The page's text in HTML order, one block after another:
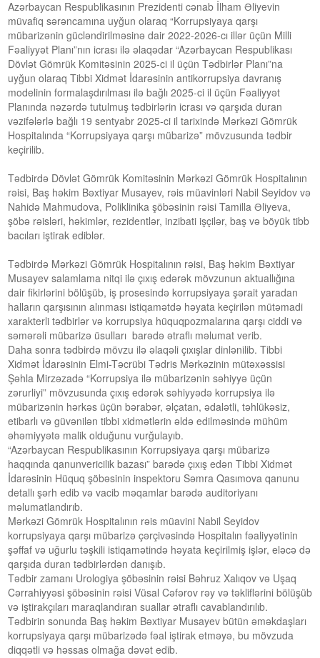
Azərbaycan Respublikasının Prezidenti cənab İlham Əliyevin
müvafiq sərəncamına uyğun olaraq “Korrupsiyaya qarşı
mübarizənin gücləndirilməsinə dair 2022-2026-cı illər üçün Milli
Fəaliyyət Planı”nın icrası ilə əlaqədar “Azərbaycan Respublikası
Dövlət Gömrük Komitəsinin 2025-ci il üçün Tədbirlər Planı”na
uyğun olaraq Tibbi Xidmət İdarəsinin antikorrupsiya davranış
modelinin formalaşdırılması ilə bağlı 2025-ci il üçün Fəaliyyət
Planında nəzərdə tutulmuş tədbirlərin icrası və qarşıda duran
vəzifələrlə bağlı 19 sentyabr 2025-ci il tarixində Mərkəzi Gömrük
Hospitalında “Korrupsiyaya qarşı mübarizə” mövzusunda tədbir
keçirilib.
Tədbirdə Dövlət Gömrük Komitəsinin Mərkəzi Gömrük Hospitalının
rəisi, Baş həkim Bəxtiyar Musayev, rəis müavinləri Nabil Seyidov və
Nahidə Mahmudova, Poliklinika şöbəsinin rəisi Tamilla Əliyeva,
şöbə rəisləri, həkimlər, rezidentlər, inzibati işçilər, baş və böyük tibb
bacıları iştirak ediblər.
Tədbirdə Mərkəzi Gömrük Hospitalının rəisi, Baş həkim Bəxtiyar
Musayev salamlama nitqi ilə çıxış edərək mövzunun aktuallığına
dair fikirlərini bölüşüb, iş prosesində korrupsiyaya şərait yaradan
halların qarşısının alınması istiqamətdə həyata keçirilən mütəmadi
xarakterli tədbirlər və korrupsiya hüquqpozmalarına qarşı ciddi və
səmərəli mübarizə üsulları barədə ətraflı məlumat verib.
Daha sonra tədbirdə mövzu ilə əlaqəli çıxışlar dinlənilib. Tibbi
Xidmət İdarəsinin Elmi-Təcrübi Tədris Mərkəzinin mütəxəssisi
Şəhla Mirzəzadə “Korrupsiya ilə mübarizənin səhiyyə üçün
zərurliyi” mövzusunda çıxış edərək səhiyyədə korrupsiya ilə
mübarizənin hərkəs üçün bərabər, əlçatan, ədalətli, təhlükəsiz,
etibarlı və güvənilən tibbi xidmətlərin əldə edilməsində mühüm
əhəmiyyətə malik olduğunu vurğulayıb.
“Azərbaycan Respublikasının Korrupsiyaya qarşı mübarizə
haqqında qanunvericilik bazası” barədə çıxış edən Tibbi Xidmət
İdarəsinin Hüquq şöbəsinin inspektoru Səmra Qasımova qanunu
detallı şərh edib və vacib məqamlar barədə auditoriyanı
məlumatlandırıb.
Mərkəzi Gömrük Hospitalının rəis müavini Nabil Seyidov
korrupsiyaya qarşı mübarizə çərçivəsində Hospitalın fəaliyyətinin
şəffaf və uğurlu təşkili istiqamətində həyata keçirilmiş işlər, eləcə də
qarşıda duran tədbirlərdən danışıb.
Tədbir zamanı Urologiya şöbəsinin rəisi Bəhruz Xalıqov və Uşaq
Cərrahiyyəsi şöbəsinin rəisi Vüsal Cəfərov rəy və təkliflərini bölüşüb
və iştirakçıları maraqlandıran suallar ətraflı cavablandırılıb.
Tədbirin sonunda Baş həkim Bəxtiyar Musayev bütün əməkdaşları
korrupsiyaya qarşı mübarizədə fəal iştirak etməyə, bu mövzuda
diqqətli və həssas olmağa dəvət edib.